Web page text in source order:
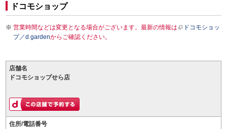
ドコモショップ
営業時間などは変更となる場合がございます。最新の情報は
ドコモショッ
プ／d gardenからご確認ください。
店舗名
ドコモショップせら店
住所/電話番号